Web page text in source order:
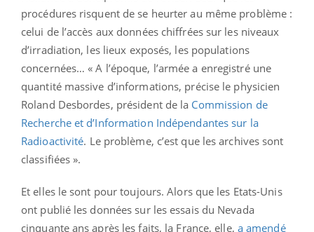
procédures risquent de se heurter au même problème :
celui de l’accès aux données chiffrées sur les niveaux
d’irradiation, les lieux exposés, les populations
concernées… « A l’époque, l’armée a enregistré une
quantité massive d’informations, précise le physicien
Roland Desbordes, président de la Commission de
Recherche et d’Information Indépendantes sur la
Radioactivité. Le problème, c’est que les archives sont
classifiées ».
Et elles le sont pour toujours. Alors que les Etats-Unis
ont publié les données sur les essais du Nevada
cinquante ans après les faits, la France, elle, a amendé